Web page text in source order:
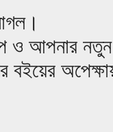
ও আপনার
বইয়ের